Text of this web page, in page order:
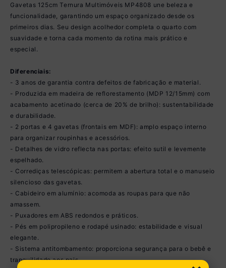
Gavetas 125cm Ternura Multimóveis MP4808 une beleza e
funcionalidade, garantindo um espaço organizado desde os
primeiros dias. Seu design acolhedor completa o quarto com
suavidade e torna cada momento da rotina mais prático e
especial.
Diferenciais:
- 3 anos de garantia contra defeitos de fabricação e material.
- Produzida em madeira de reflorestamento (MDP 12/15mm) com
acabamento acetinado (cerca de 20% de brilho): sustentabilidade
e durabilidade.
- 2 portas e 4 gavetas (frontais em MDF): amplo espaço interno
para organizar roupinhas e acessórios.
- Detalhes de vidro reflecta nas portas: efeito sutil e levemente
espelhado.
- Corrediças telescópicas: permitem a abertura total e o manuseio
silencioso das gavetas.
- Cabideiro em alumínio: acomoda as roupas para que não
amassem.
- Puxadores em ABS redondos e práticos.
- Pés em polipropileno e rodapé usinado: estabilidade e visual
elegante.
- Sistema antitombamento: proporciona segurança para o bebê e
tranquilidade aos pais.